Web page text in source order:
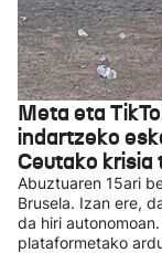
Meta eta
indartzeko
Ceutako krisia
Abuztuaren 15ari
Brusela. Izan ere,
da hiri
plataformetako